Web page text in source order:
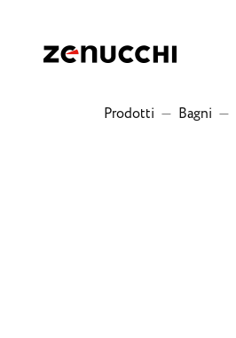
Prodotti — Bagni —